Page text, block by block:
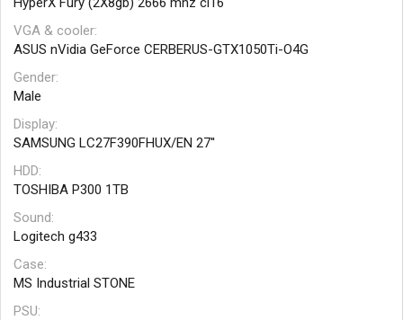
VGA & cooler
ASUS nVidia GeForce CERBERUS-GTX1050Ti-O4G
Gender
Male
Display
SAMSUNG LC27F390FHUX/EN 27''
HDD
TOSHIBA P300 1TB
Sound
Logitech g433
Case
MS Industrial STONE
PSU